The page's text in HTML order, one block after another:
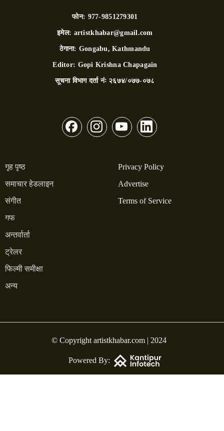
फोन: 977-9851279301
इमेल: artistkhabar@gmail.com
ठेगाना: Gongabu, Kathmandu
Editor: Gopi Krishna Chapagain
सूचना विभाग दर्ता नंः २६७४/०७७-०७८
गृह पृष्ठ
समाचार हेडलाइन
संगीत
गफ
अन्तर्वार्ता
ट्रेलर
फिल्मी समीक्षा
अन्य
Privacy Policy
Advertise
Terms of Service
© Copyright artistkhabar.com | 2024
Powered By: